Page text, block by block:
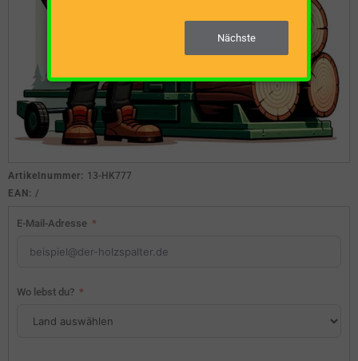
Artikelnummer: 13-HK777
EAN: /
E-Mail-Adresse
Wo lebst du?
Nächste